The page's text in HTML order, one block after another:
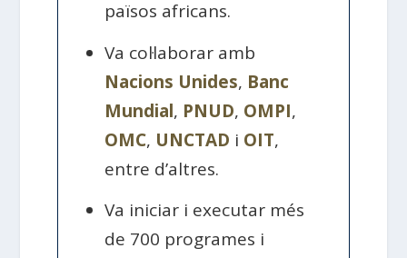
països africans.
Va col·laborar amb
Nacions Unides, Banc
Mundial, PNUD, OMPI,
OMC, UNCTAD i OIT,
entre d’altres.
Va iniciar i executar més
de 700 programes i